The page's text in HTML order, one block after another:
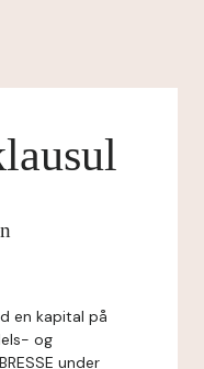
en kapital på
og
under